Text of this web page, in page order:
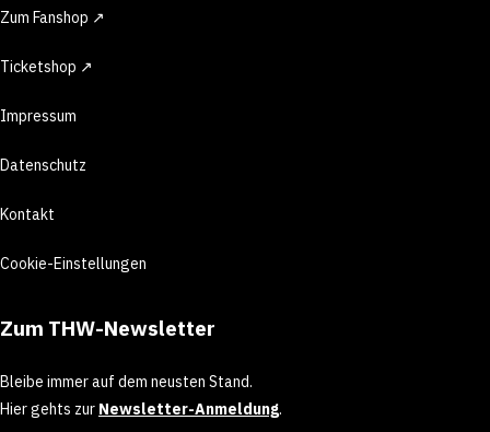
Zum Fanshop ↗
Ticketshop ↗
Impressum
Datenschutz
Kontakt
Cookie-Einstellungen
Zum THW-Newsletter
Bleibe immer auf dem neusten Stand.
Hier gehts zur Newsletter-Anmeldung.